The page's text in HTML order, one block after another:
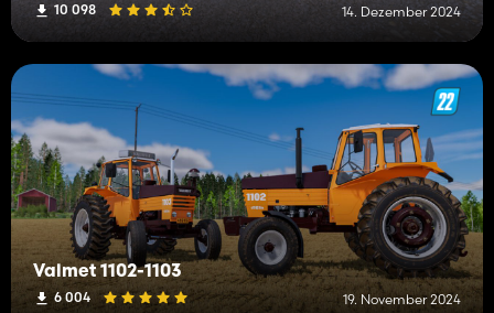
10 098 14. Dezember 2024
Valmet 1102-1103
6 004 19. November 2024